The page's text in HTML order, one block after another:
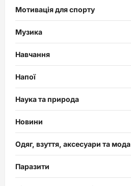
Мотивація для спорту
Музика
Навчання
Напої
Наука та природа
Новини
Одяг, взуття, аксесуари та мода
Паразити